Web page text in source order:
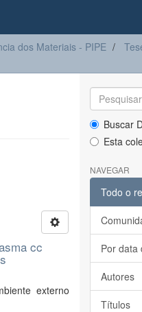
dos Materiais - PIPE
cc
externo
Buscar
Esta
NAVEGAR
Todo o
Por data
Autores
Títulos